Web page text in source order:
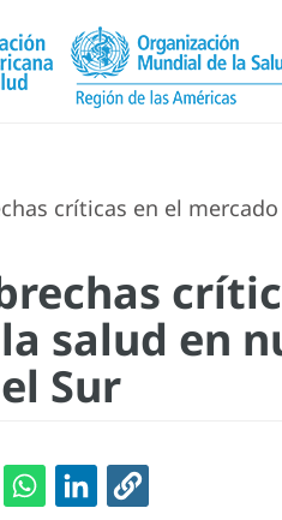
críticas en el
salud en
Sur